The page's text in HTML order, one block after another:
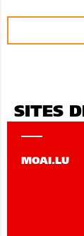
SITES
MOAI.LU